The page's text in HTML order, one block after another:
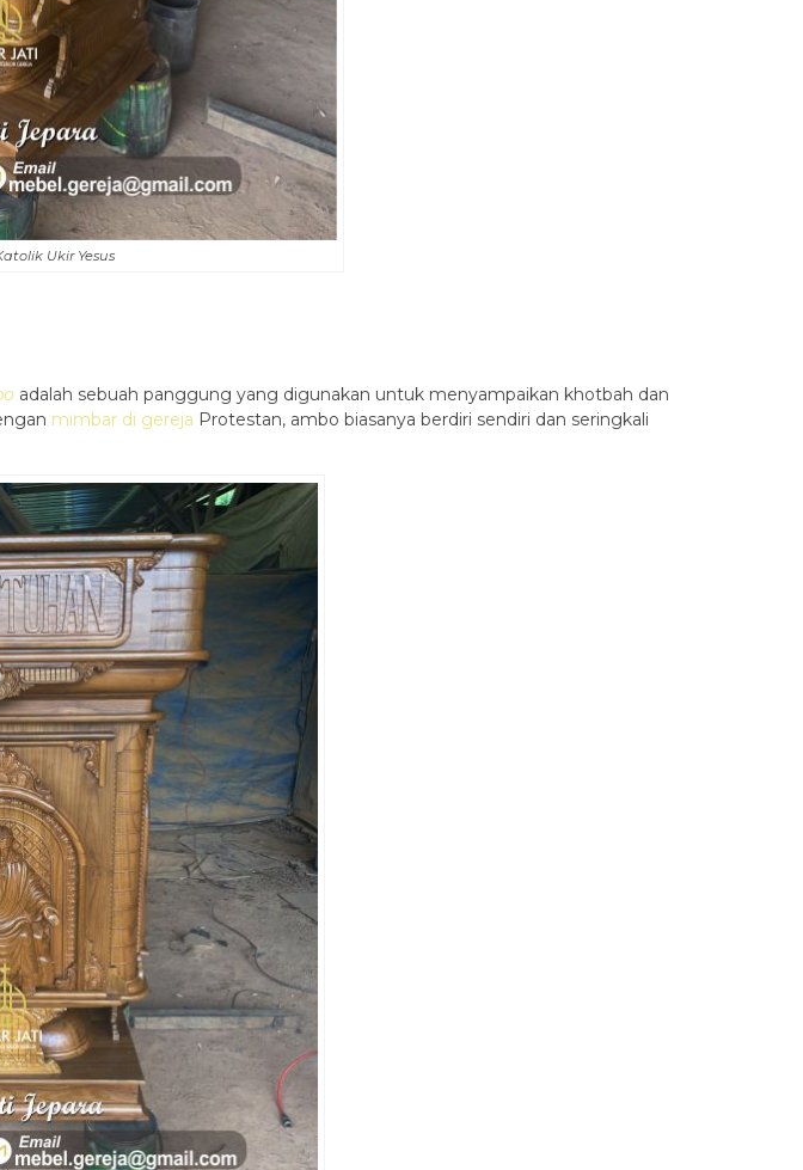
Ukir Yesus
adalah sebuah panggung yang digunakan untuk menyampaikan khotbah dan
mimbar di gereja Protestan, ambo biasanya berdiri sendiri dan seringkali